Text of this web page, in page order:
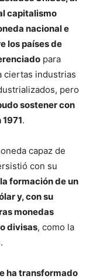
capitalismo
nacional e
los países de
para
ciertas industrias
pero
sostener con
.
capaz de
con su
formación de un
y, con su
monedas
divisas, como la
ha transformado